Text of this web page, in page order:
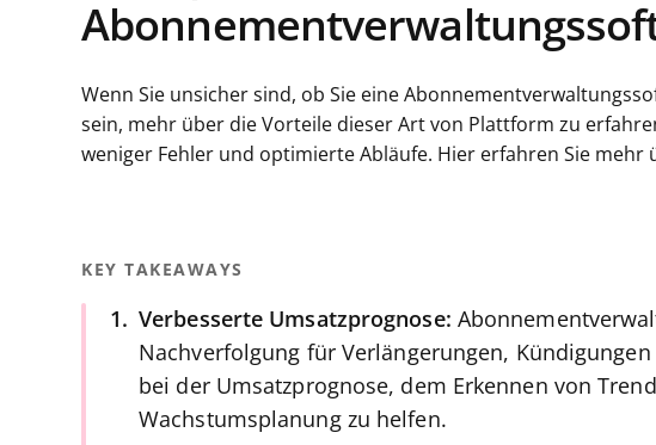
Wenn Sie unsicher sind, ob Sie eine
sein, mehr über die Vorteile dieser Art von Plattform zu
weniger Fehler und optimierte Abläufe. Hier erfahren Sie mehr
KEY TAKEAWAYS
Verbesserte Umsatzprognose:
Nachverfolgung für Verlängerungen,
bei der Umsatzprognose, dem Erkennen von
Wachstumsplanung zu helfen.